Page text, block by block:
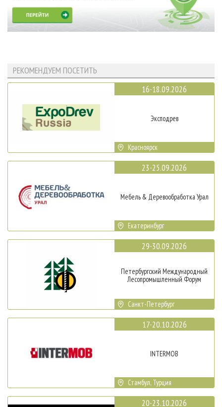
РЕКОМЕНДУЕМ ПОСЕТИТЬ
16-18.09.2026
Эксподрев
Красноярск
23-25.09.2026
Мебель & Деревообработка Урал
Екатеринбург
29-30.09.2026
Петербургский Международный
Лесопромышленный Форум
Санкт-Петербург
17-20.10.2026
INTERMOB
Стамбул, Турция
20-23.10.2026